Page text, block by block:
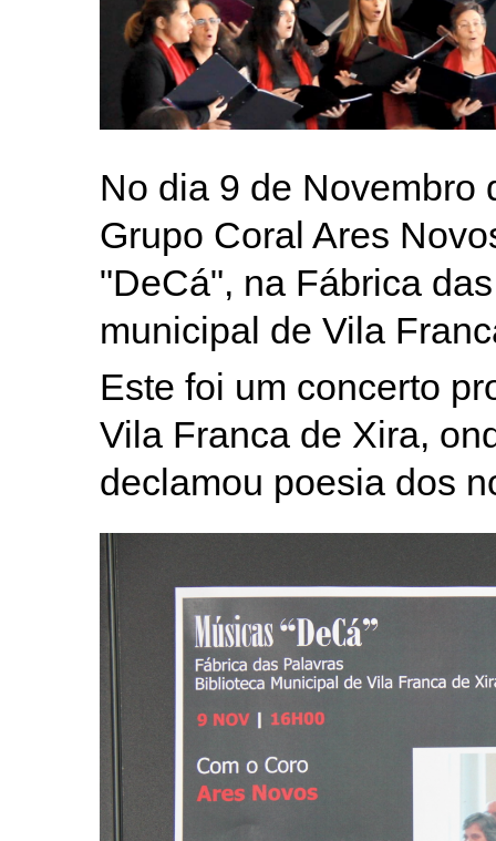
No dia 9 de Novembro
Grupo Coral Ares
"DeCá", na Fábrica
municipal de Vila
Este foi um concerto
Vila Franca de Xira,
declamou poesia dos